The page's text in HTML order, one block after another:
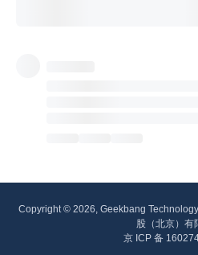
Copyright © 2026, Geekbang
股（北京）有
京 ICP 备